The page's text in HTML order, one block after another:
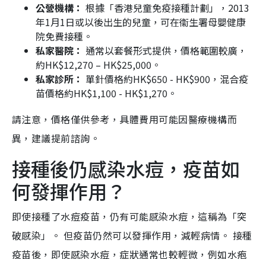
公營機構： 根據「香港兒童免疫接種計劃」，2013
年1月1日或以後出生的兒童，可在衞生署母嬰健康
院免費接種。
私家醫院： 通常以套餐形式提供，價格範圍較廣，
約HK$12,270 – HK$25,000。
私家診所： 單針價格約HK$650 - HK$900，混合疫
苗價格約HK$1,100 - HK$1,270。
請注意，價格僅供參考，具體費用可能因醫療機構而
異，建議提前諮詢。
接種後仍感染水痘，疫苗如
何發揮作用？
即使接種了水痘疫苗，仍有可能感染水痘，這稱為「突
破感染」。 但疫苗仍然可以發揮作用，減輕病情。 接種
疫苗後，即使感染水痘，症狀通常也較輕微，例如水疱